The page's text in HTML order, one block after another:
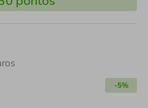
-5%